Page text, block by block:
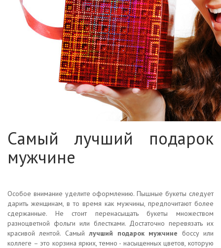
Самый лучший подарок
мужчине
Особое внимание уделите оформлению. Пышные букеты следует
дарить женщинам, в то время как мужчины, предпочитают более
сдержанные. Не стоит перенасыщать букеты множеством
разноцветной фольги или блестками. Достаточно перевязать их
красивой лентой. Самый лучший подарок мужчине боссу или
коллеге – это корзина ярких, темно - насыщенных цветов, которую